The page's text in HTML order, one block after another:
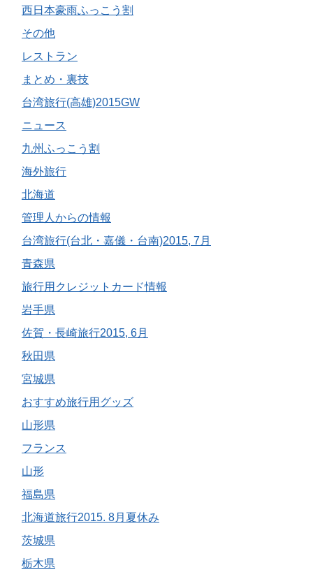
西日本豪雨ふっこう割
その他
レストラン
まとめ・裏技
台湾旅行(高雄)2015GW
ニュース
九州ふっこう割
海外旅行
北海道
管理人からの情報
台湾旅行(台北・嘉儀・台南)2015, 7月
青森県
旅行用クレジットカード情報
岩手県
佐賀・長崎旅行2015, 6月
秋田県
宮城県
おすすめ旅行用グッズ
山形県
フランス
山形
福島県
北海道旅行2015. 8月夏休み
茨城県
栃木県